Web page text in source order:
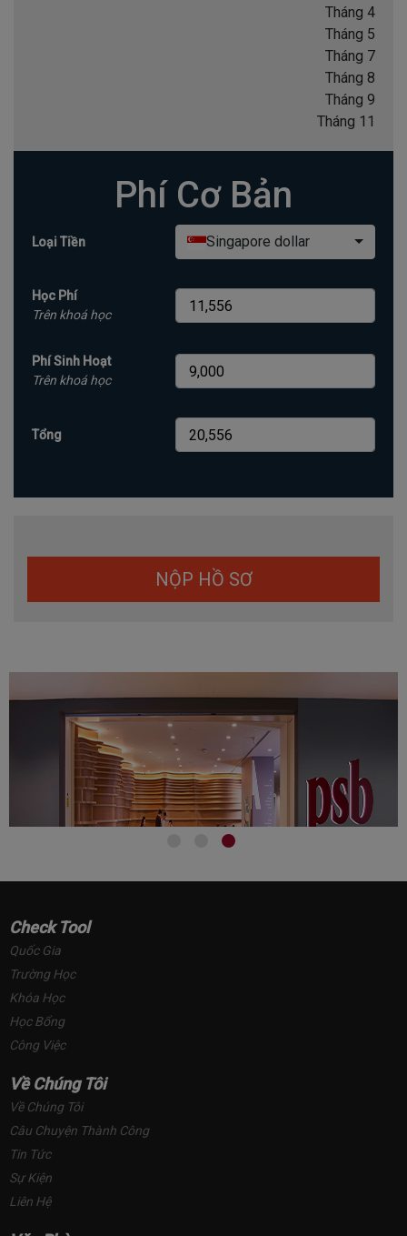
Tháng 4
Tháng 5
Tháng 7
Tháng 8
Tháng 9
Tháng 11
Phí Cơ Bản
Loại Tiền Singapore dollar
Học Phí
Trên khoá học
Phí Sinh Hoạt
Trên khoá học
Tổng
NỘP HỒ SƠ
Check Tool
Quốc Gia
Trường Học
Khóa Học
Học Bổng
Công Việc
Về Chúng Tôi
Về Chúng Tôi
Câu Chuyện Thành Công
Tin Tức
Sự Kiện
Liên Hệ